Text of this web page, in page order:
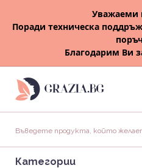
Уважаеми
Поради техническа
Благодарим Ви
Категории